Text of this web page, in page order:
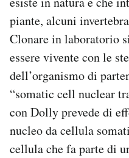
piante, alcuni
Clonare in laboratorio
essere vivente con le
dell’organismo di
“somatic cell nuclear
con Dolly prevede di
nucleo da cellula
cellula che fa parte di